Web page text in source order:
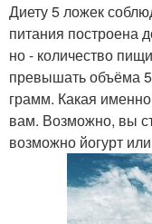
Диету 5 ложек
питания построена
но - количество
превышать объёма
грамм. Какая
вам. Возможно, вы
возможно йогурт